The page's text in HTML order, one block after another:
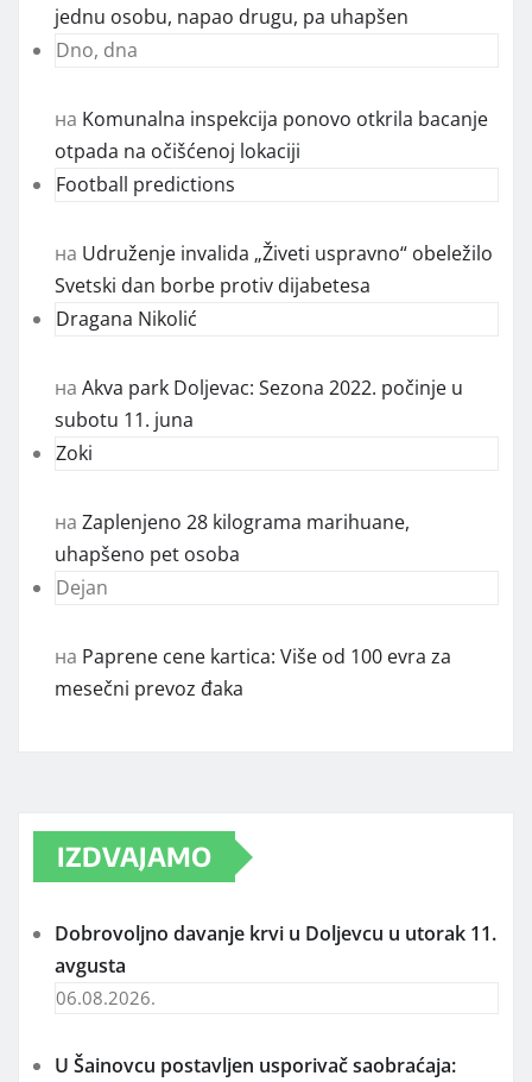
jednu osobu, napao drugu, pa uhapšen
Dno, dna
на Komunalna inspekcija ponovo otkrila bacanje
otpada na očišćenoj lokaciji
Football predictions
на Udruženje invalida „Živeti uspravno“ obeležilo
Svetski dan borbe protiv dijabetesa
Dragana Nikolić
на Akva park Doljevac: Sezona 2022. počinje u
subotu 11. juna
Zoki
на Zaplenjeno 28 kilograma marihuane,
uhapšeno pet osoba
Dejan
на Paprene cene kartica: Više od 100 evra za
mesečni prevoz đaka
IZDVAJAMO
Dobrovoljno davanje krvi u Doljevcu u utorak 11.
avgusta
06.08.2026.
U Šainovcu postavljen usporivač saobraćaja: